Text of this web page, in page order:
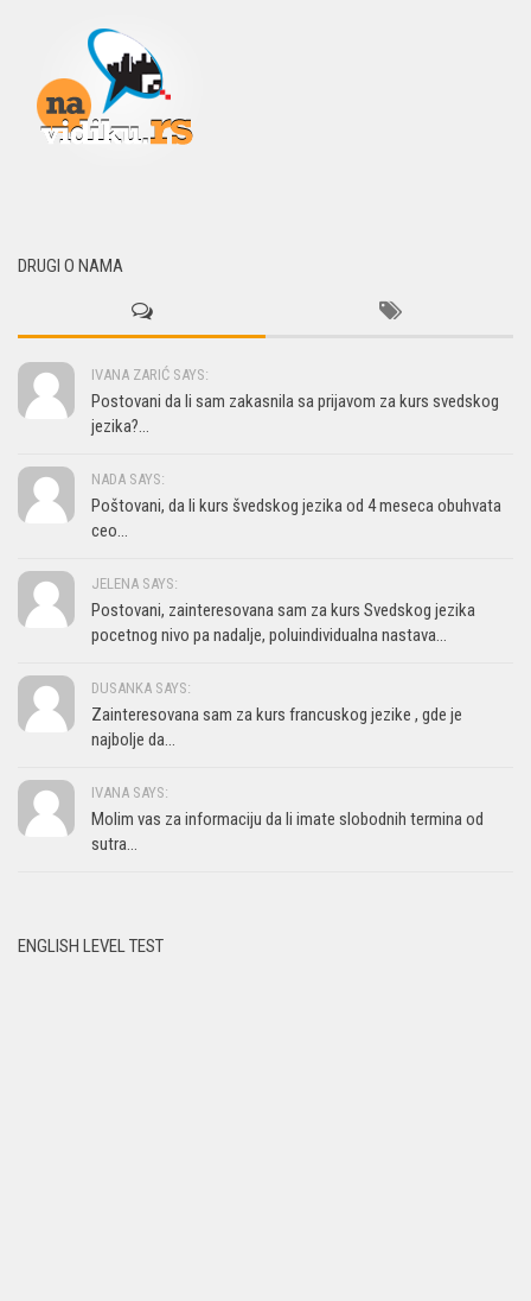
DRUGI O NAMA
IVANA ZARIĆ SAYS:
Postovani da li sam zakasnila sa prijavom za kurs svedskog
jezika?...
NADA SAYS:
Poštovani, da li kurs švedskog jezika od 4 meseca obuhvata
ceo...
JELENA SAYS:
Postovani, zainteresovana sam za kurs Svedskog jezika
pocetnog nivo pa nadalje, poluindividualna nastava...
DUSANKA SAYS:
Zainteresovana sam za kurs francuskog jezike , gde je
najbolje da...
IVANA SAYS:
Molim vas za informaciju da li imate slobodnih termina od
sutra...
ENGLISH LEVEL TEST